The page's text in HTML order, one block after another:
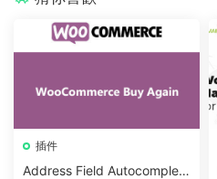
插件
Address Field Autocomplete